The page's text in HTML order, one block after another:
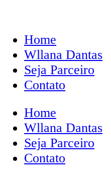
Home
Wllana Dantas
Seja Parceiro
Contato
Home
Wllana Dantas
Seja Parceiro
Contato